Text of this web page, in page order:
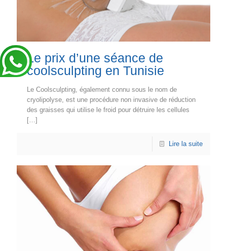
Le prix d’une séance de
coolsculpting en Tunisie
Le Coolsculpting, également connu sous le nom de
cryolipolyse, est une procédure non invasive de réduction
des graisses qui utilise le froid pour détruire les cellules
[…]
Lire la suite